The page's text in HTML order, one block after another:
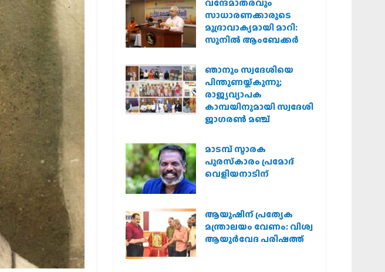
വന്ദേമാതരവും
സാധാരണക്കാരുടെ
മുദ്രാവാക്യമായി മാറി:
സുനിൽ ആംബേക്കർ
ഞാനും സ്വദേശിയെ
പിന്തുണയ്ക്കുന്നു;
രാജ്യവ്യാപക
കാമ്പയിനുമായി സ്വദേശി
ജാഗരണ്‍ മഞ്ച്
മാടമ്പ് സ്മാരക
പുരസ്‌കാരം പ്രമോദ്
വെളിയനാടിന്
ആയുഷിന് പ്രത്യേക
മന്ത്രാലയം വേണം: വിശ്വ
ആയുര്‍വേദ പരിഷത്ത്